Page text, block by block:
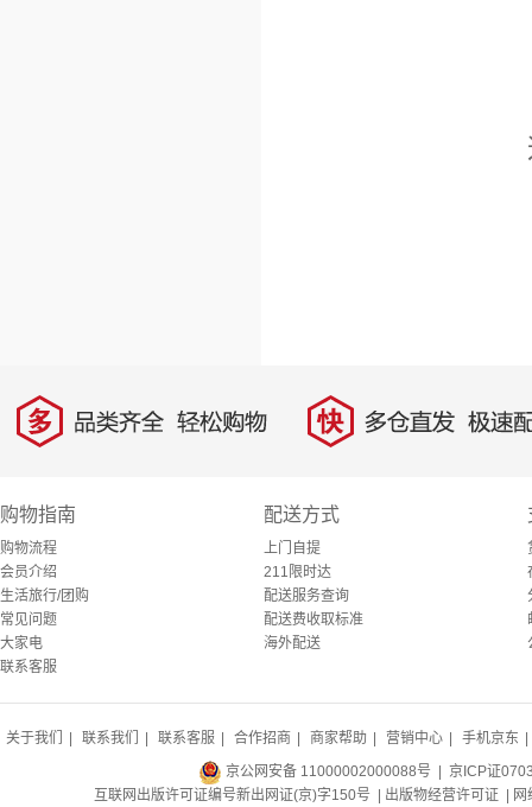
多 品类齐全，轻松购物 快 多仓直发，极速配
购物指南
购物流程
会员介绍
生活旅行/团购
常见问题
大家电
联系客服
配送方式
上门自提
211限时达
配送服务查询
配送费收取标准
海外配送
关于我们 联系我们 联系客服 合作招商 商家帮助 营销中心 手机京东
京公网安备 11000002000088号 | 京ICP证
互联网出版许可证编号新出网证(京)字150号 | 出版物经营许可证